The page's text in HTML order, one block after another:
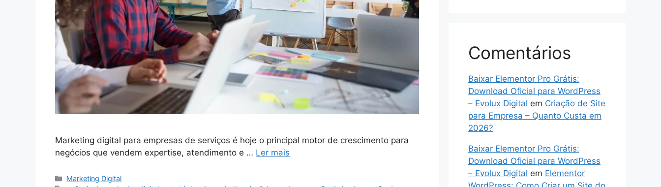
Marketing digital para empresas de serviços é hoje o principal motor de crescimento para
negócios que vendem expertise, atendimento e … Ler mais
Categorias
Marketing Digital
Comentários
Baixar Elementor Pro Grátis:
Download Oficial para WordPress
– Evolux Digital em Criação de Site
para Empresa – Quanto Custa em
2026?
Baixar Elementor Pro Grátis:
Download Oficial para WordPress
– Evolux Digital em Elementor